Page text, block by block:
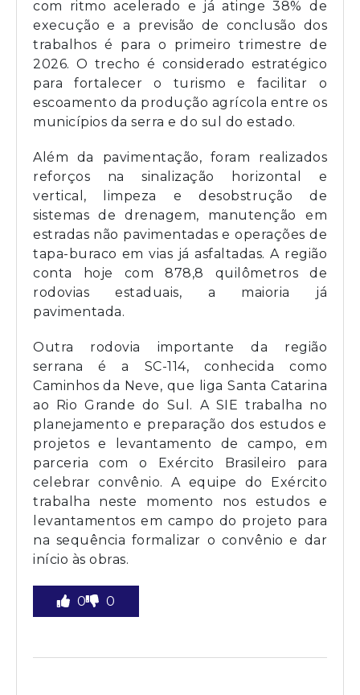
com ritmo acelerado e já atinge 38% de
execução e a previsão de conclusão dos
trabalhos é para o primeiro trimestre de
2026. O trecho é considerado estratégico
para fortalecer o turismo e facilitar o
escoamento da produção agrícola entre os
municípios da serra e do sul do estado.
Além da pavimentação, foram realizados
reforços na sinalização horizontal e
vertical, limpeza e desobstrução de
sistemas de drenagem, manutenção em
estradas não pavimentadas e operações de
tapa-buraco em vias já asfaltadas. A região
conta hoje com 878,8 quilômetros de
rodovias estaduais, a maioria já
pavimentada.
Outra rodovia importante da região
serrana é a SC-114, conhecida como
Caminhos da Neve, que liga Santa Catarina
ao Rio Grande do Sul. A SIE trabalha no
planejamento e preparação dos estudos e
projetos e levantamento de campo, em
parceria com o Exército Brasileiro para
celebrar convênio. A equipe do Exército
trabalha neste momento nos estudos e
levantamentos em campo do projeto para
na sequência formalizar o convênio e dar
início às obras.
0 0